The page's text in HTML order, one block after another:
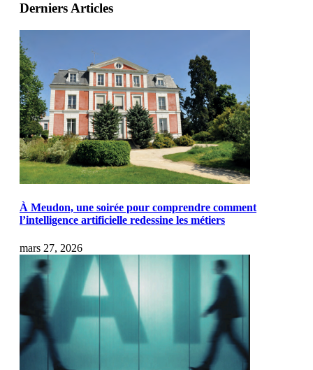
Derniers Articles
À Meudon, une soirée pour comprendre comment
l’intelligence artificielle redessine les métiers
mars 27, 2026